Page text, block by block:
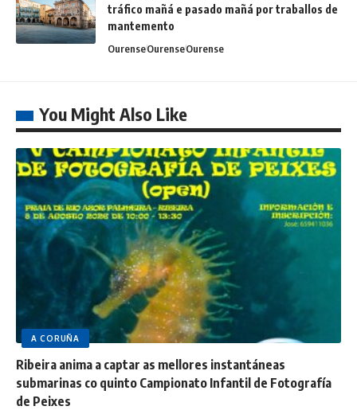
tráfico mañá e pasado mañá por traballos de
mantemento
OurenseOurenseOurense
You Might Also Like
A CORUÑA
Ribeira anima a captar as mellores instantáneas
submarinas co quinto Campionato Infantil de Fotografía
de Peixes